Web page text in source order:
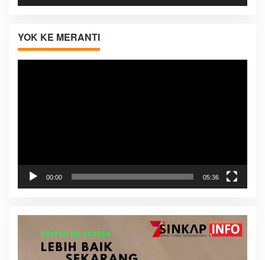
YOK KE MERANTI
00:00 05:36